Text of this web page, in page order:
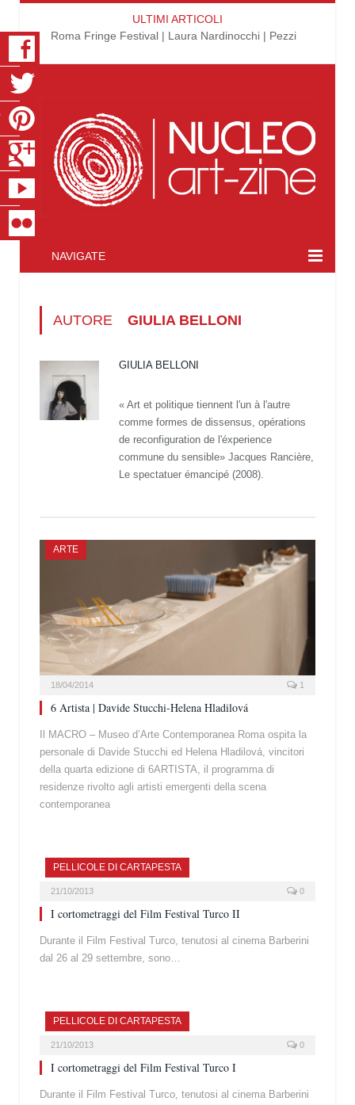
ULTIMI ARTICOLI
Roma Fringe Festival | Laura Nardinocchi | Pezzi
NAVIGATE
AUTORE GIULIA BELLONI
GIULIA BELLONI
« Art et politique tiennent l'un à l'autre
comme formes de dissensus, opérations
de reconfiguration de l'éxperience
commune du sensible» Jacques Rancière,
Le spectatuer émancipé (2008).
ARTE
18/04/2014 1
6 Artista | Davide Stucchi-Helena Hladilová
Il MACRO – Museo d’Arte Contemporanea Roma ospita la
personale di Davide Stucchi ed Helena Hladilová, vincitori
della quarta edizione di 6ARTISTA, il programma di
residenze rivolto agli artisti emergenti della scena
contemporanea
PELLICOLE DI CARTAPESTA
21/10/2013 0
I cortometraggi del Film Festival Turco II
Durante il Film Festival Turco, tenutosi al cinema Barberini
dal 26 al 29 settembre, sono…
PELLICOLE DI CARTAPESTA
21/10/2013 0
I cortometraggi del Film Festival Turco I
Durante il Film Festival Turco, tenutosi al cinema Barberini